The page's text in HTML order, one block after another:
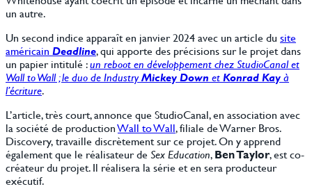
un autre.
Un second indice apparaît en janvier 2024 avec un article du site
américain Deadline, qui apporte des précisions sur le projet dans
un papier intitulé :un reboot en développement chez StudioCanal et
Wall to Wall ; le duo de IndustryMickey Down etKonrad Kayà
l’écriture.
L’article, très court, annonce que StudioCanal, en association avec
la société de productionWall to Wall, filiale de Warner Bros.
Discovery, travaille discrètement sur ce projet. On y apprend
également que le réalisateur de Sex Education,Ben Taylor, est co-
créateur du projet. Il réalisera la série et en sera producteur
exécutif.